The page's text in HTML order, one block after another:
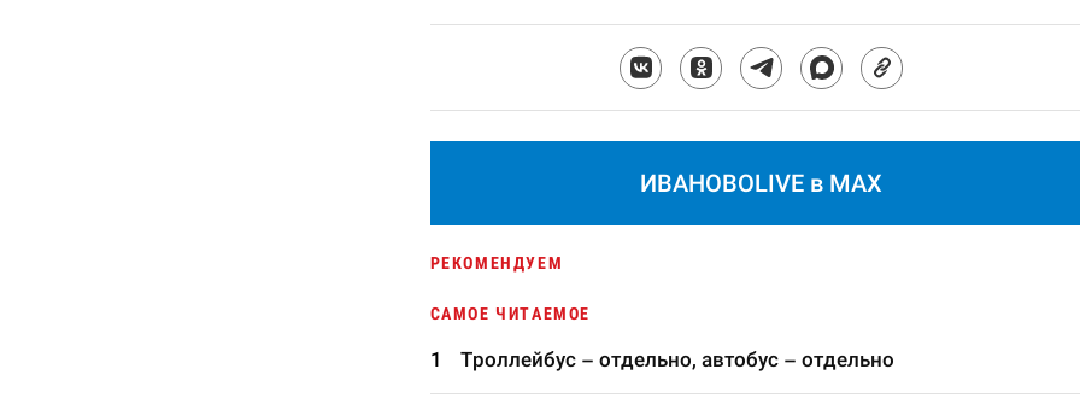
ИВАНОВОLIVE в MAX
РЕКОМЕНДУЕМ
САМОЕ ЧИТАЕМОЕ
Троллейбус – отдельно, автобус – отдельно